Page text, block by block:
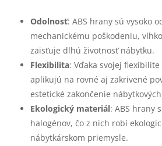
Odolnosť: ABS hrany sú vysoko
mechanickému poškodeniu,
zaisťuje dlhú životnosť nábytku.
Flexibilita: Vďaka svojej
aplikujú na rovné aj zakrivené
estetické zakončenie
Ekologický materiál: ABS hrany
halogénov, čo z nich robí
nábytkárskom priemysle.